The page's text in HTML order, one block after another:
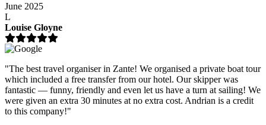
June 2025
L
Louise Gloyne
"The best travel organiser in Zante! We organised a private boat tour
which included a free transfer from our hotel. Our skipper was
fantastic — funny, friendly and even let us have a turn at sailing! We
were given an extra 30 minutes at no extra cost. Andrian is a credit
to this company!"